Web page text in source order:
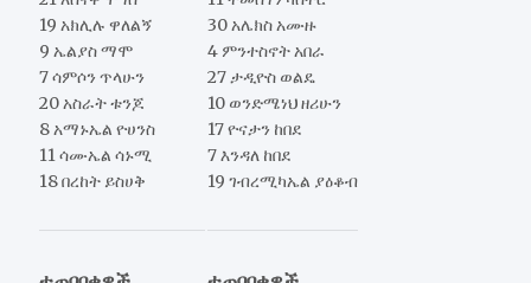
19 አክሊሉ ዋለልኝ
9 ኤልያስ ማሞ
7 ሳምሶን ጥላሁን
20 አስራት ቱንጆ
8 አማኑኤል ዮሀንስ
11 ሳሙኤል ሳኑሚ
18 በረከት ይስሀቅ
30 አሌክስ አሙዙ
4 ምንተስኖት አበራ
27 ታዲዮስ ወልዴ
10 ወንድሜነህ ዘሪሁን
17 ዮናታን ከበደ
7 እንዳለ ከበደ
19 ገብረሚካኤል ያዕቆብ